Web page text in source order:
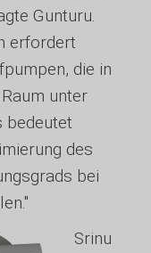
Gunturu.
erfordert
die in
unter
bedeutet
des
bei
Srinu